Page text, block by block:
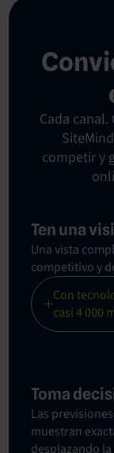
Cada
competir y
Ten una
Una vista
competitivo y
Con
casi 4 000
Toma
Las
muestran
desplazando